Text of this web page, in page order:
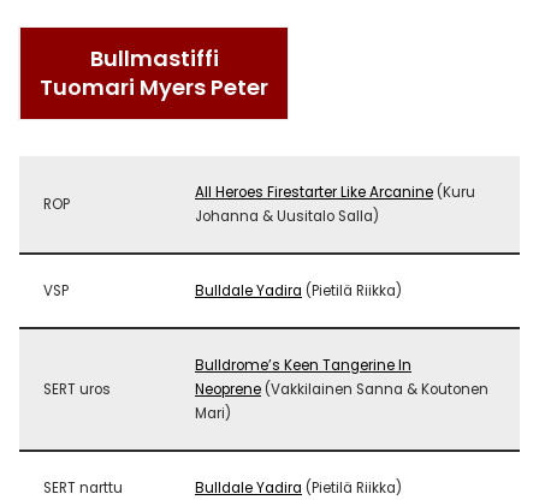
Bullmastiffi
Tuomari Myers Peter
ROP
All Heroes Firestarter Like Arcanine (Kuru
Johanna & Uusitalo Salla)
VSP Bulldale Yadira (Pietilä Riikka)
SERT uros
Bulldrome’s Keen Tangerine In
Neoprene (Vakkilainen Sanna & Koutonen
Mari)
SERT narttu Bulldale Yadira (Pietilä Riikka)